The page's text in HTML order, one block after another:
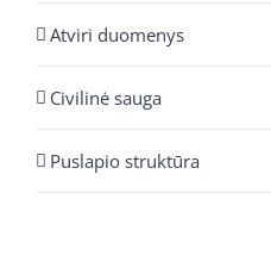
Atviri duomenys
Civilinė sauga
Puslapio struktūra